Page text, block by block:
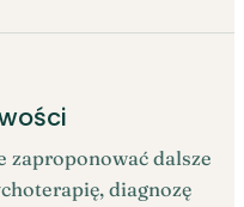
zaproponować dalsze
diagnozę